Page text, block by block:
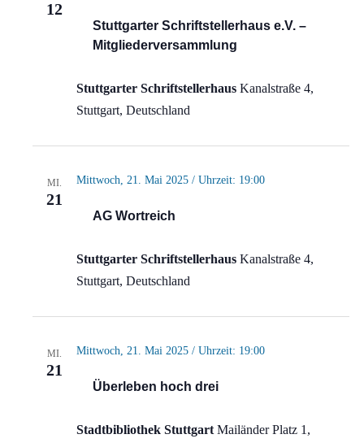
12
Stuttgarter Schriftstellerhaus e.V. –
Mitgliederversammlung
Stuttgarter Schriftstellerhaus Kanalstraße 4,
Stuttgart, Deutschland
MI.
21
AG Wortreich
Mittwoch, 21. Mai 2025 / Uhrzeit: 19:00
Stuttgarter Schriftstellerhaus Kanalstraße 4,
Stuttgart, Deutschland
MI.
21
Überleben hoch drei
Mittwoch, 21. Mai 2025 / Uhrzeit: 19:00
Stadtbibliothek Stuttgart Mailänder Platz 1,